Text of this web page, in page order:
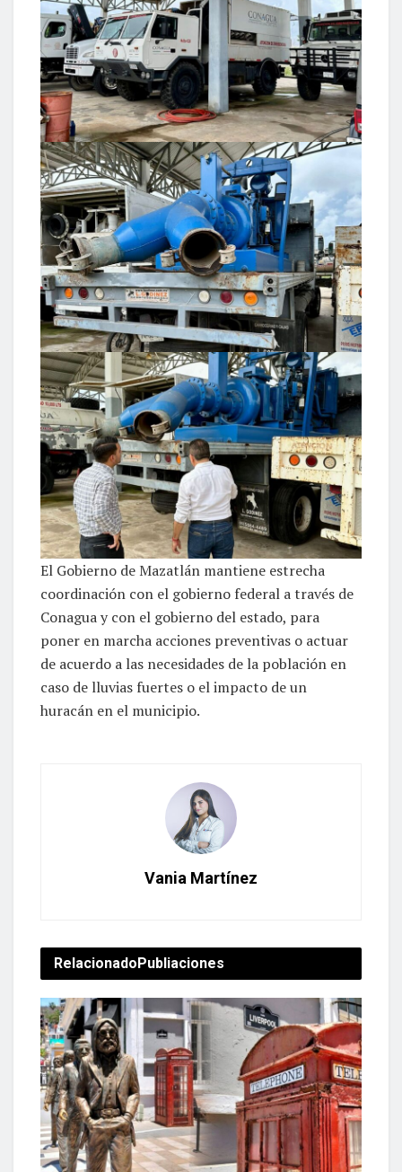
El Gobierno de Mazatlán mantiene estrecha
coordinación con el gobierno federal a través de
Conagua y con el gobierno del estado, para
poner en marcha acciones preventivas o actuar
de acuerdo a las necesidades de la población en
caso de lluvias fuertes o el impacto de un
huracán en el municipio.
Vania Martínez
Relacionado Publiaciones